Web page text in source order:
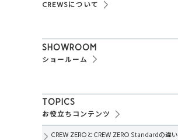
CREWSについて
SHOWROOM
ショールーム
TOPICS
お役立ちコンテンツ
CREW ZEROとCREW ZERO Standardの違い